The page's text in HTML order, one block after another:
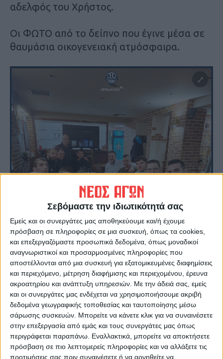
Σεβόμαστε την ιδιωτικότητά σας
Εμείς και οι συνεργάτες μας αποθηκεύουμε και/ή έχουμε
πρόσβαση σε πληροφορίες σε μια συσκευή, όπως τα cookies,
και επεξεργαζόμαστε προσωπικά δεδομένα, όπως μοναδικοί
αναγνωριστικοί και προσαρμοσμένες πληροφορίες που
αποστέλλονται από μια συσκευή για εξατομικευμένες διαφημίσεις
και περιεχόμενο, μέτρηση διαφήμισης και περιεχομένου, έρευνα
ακροατηρίου και ανάπτυξη υπηρεσιών. Με την άδειά σας, εμείς
και οι συνεργάτες μας ενδέχεται να χρησιμοποιήσουμε ακριβή
δεδομένα γεωγραφικής τοποθεσίας και ταυτοποίησης μέσω
σάρωσης συσκευών. Μπορείτε να κάνετε κλικ για να συναινέσετε
στην επεξεργασία από εμάς και τους συνεργάτες μας όπως
περιγράφεται παραπάνω. Εναλλακτικά, μπορείτε να αποκτήσετε
πρόσβαση σε πιο λεπτομερείς πληροφορίες και να αλλάξετε τις
προτιμήσεις σας πριν συναινέσετε ή να αρνηθείτε να
αδελφός του Χρήστος.
Οι ΦΩΤΟ από το δείπνο που έγινε μέσα σε
θαυμάσια οικογενειακή ατμόσφαιρα.